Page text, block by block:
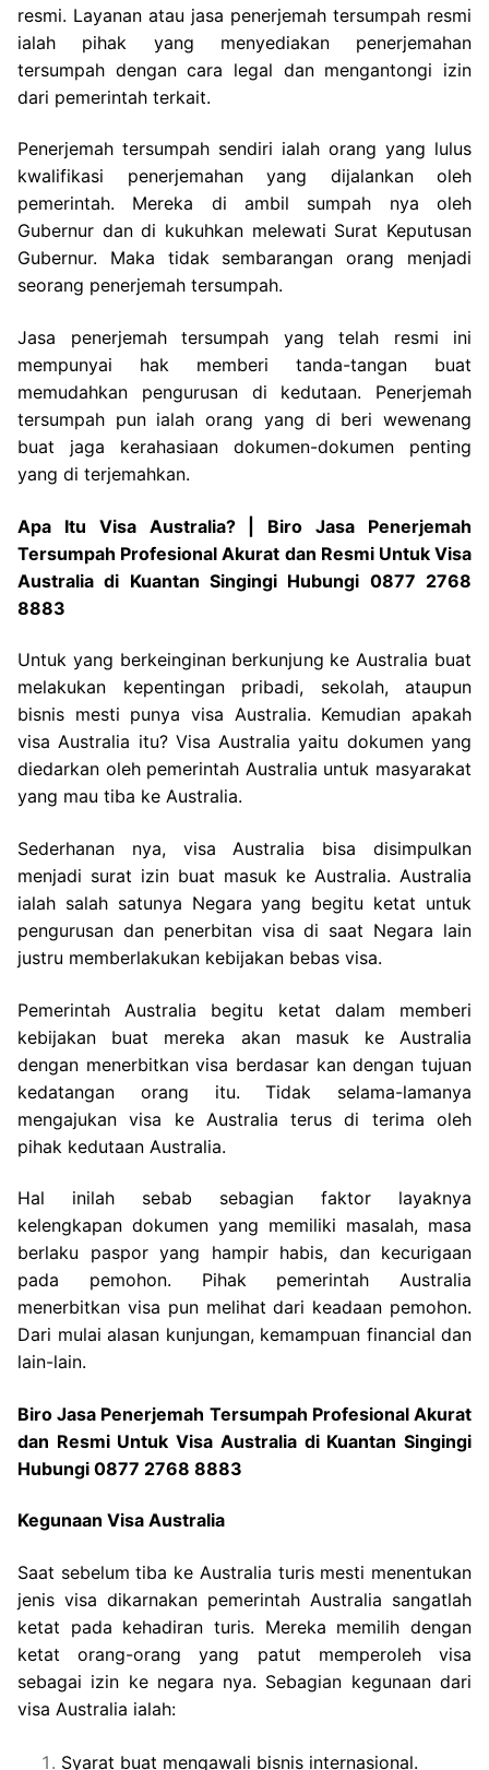
resmi. Layanan atau jasa penerjemah tersumpah resmi
ialah pihak yang menyediakan penerjemahan
tersumpah dengan cara legal dan mengantongi izin
dari pemerintah terkait.
Penerjemah tersumpah sendiri ialah orang yang lulus
kwalifikasi penerjemahan yang dijalankan oleh
pemerintah. Mereka di ambil sumpah nya oleh
Gubernur dan di kukuhkan melewati Surat Keputusan
Gubernur. Maka tidak sembarangan orang menjadi
seorang penerjemah tersumpah.
Jasa penerjemah tersumpah yang telah resmi ini
mempunyai hak memberi tanda-tangan buat
memudahkan pengurusan di kedutaan. Penerjemah
tersumpah pun ialah orang yang di beri wewenang
buat jaga kerahasiaan dokumen-dokumen penting
yang di terjemahkan.
Apa Itu Visa Australia? | Biro Jasa Penerjemah
Tersumpah Profesional Akurat dan Resmi Untuk Visa
Australia di Kuantan Singingi Hubungi 0877 2768
8883
Untuk yang berkeinginan berkunjung ke Australia buat
melakukan kepentingan pribadi, sekolah, ataupun
bisnis mesti punya visa Australia. Kemudian apakah
visa Australia itu? Visa Australia yaitu dokumen yang
diedarkan oleh pemerintah Australia untuk masyarakat
yang mau tiba ke Australia.
Sederhanan nya, visa Australia bisa disimpulkan
menjadi surat izin buat masuk ke Australia. Australia
ialah salah satunya Negara yang begitu ketat untuk
pengurusan dan penerbitan visa di saat Negara lain
justru memberlakukan kebijakan bebas visa.
Pemerintah Australia begitu ketat dalam memberi
kebijakan buat mereka akan masuk ke Australia
dengan menerbitkan visa berdasar kan dengan tujuan
kedatangan orang itu. Tidak selama-lamanya
mengajukan visa ke Australia terus di terima oleh
pihak kedutaan Australia.
Hal inilah sebab sebagian faktor layaknya
kelengkapan dokumen yang memiliki masalah, masa
berlaku paspor yang hampir habis, dan kecurigaan
pada pemohon. Pihak pemerintah Australia
menerbitkan visa pun melihat dari keadaan pemohon.
Dari mulai alasan kunjungan, kemampuan financial dan
lain-lain.
Biro Jasa Penerjemah Tersumpah Profesional Akurat
dan Resmi Untuk Visa Australia di Kuantan Singingi
Hubungi 0877 2768 8883
Kegunaan Visa Australia
Saat sebelum tiba ke Australia turis mesti menentukan
jenis visa dikarnakan pemerintah Australia sangatlah
ketat pada kehadiran turis. Mereka memilih dengan
ketat orang-orang yang patut memperoleh visa
sebagai izin ke negara nya. Sebagian kegunaan dari
visa Australia ialah:
Syarat buat mengawali bisnis internasional.